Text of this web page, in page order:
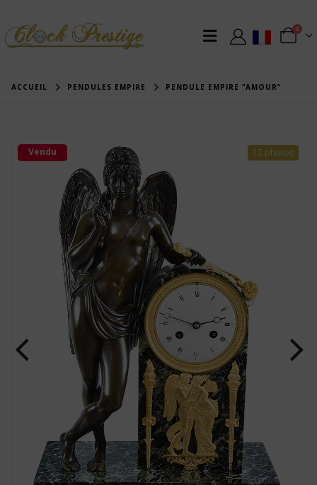
0
ACCUEIL PENDULES EMPIRE PENDULE EMPIRE “AMOUR”
12 photos
Vendu